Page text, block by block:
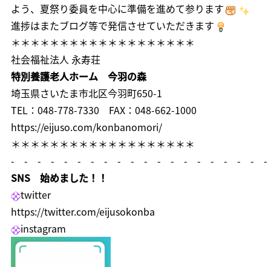
よう、夏祭り委員を中心に準備を進めて参ります
進捗はまたブログ等で発信させていただきます
＊＊＊＊＊＊＊＊＊＊＊＊＊＊＊＊＊＊＊
社会福祉法人 永寿荘
特別養護老人ホーム 今羽の森
埼玉県さいたま市北区今羽町650-1
TEL：048-778-7330 FAX：048-662-1000
https://eijuso.com/konbanomori/
＊＊＊＊＊＊＊＊＊＊＊＊＊＊＊＊＊＊＊
- - - - - - - - - - - - - - - - - - - -
SNS 始めました！！
twitter
https://twitter.com/eijusokonba
instagram